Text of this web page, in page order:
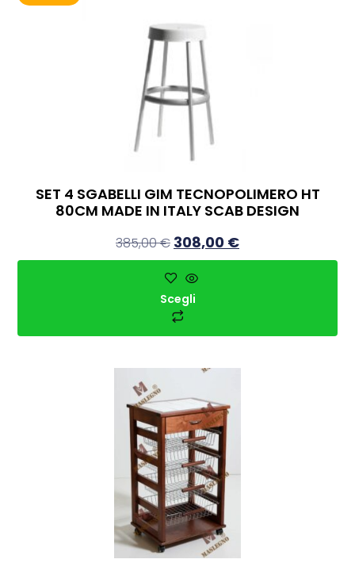
SET 4 SGABELLI GIM TECNOPOLIMERO HT
80CM MADE IN ITALY SCAB DESIGN
385,00€ 308,00 €
Scegli